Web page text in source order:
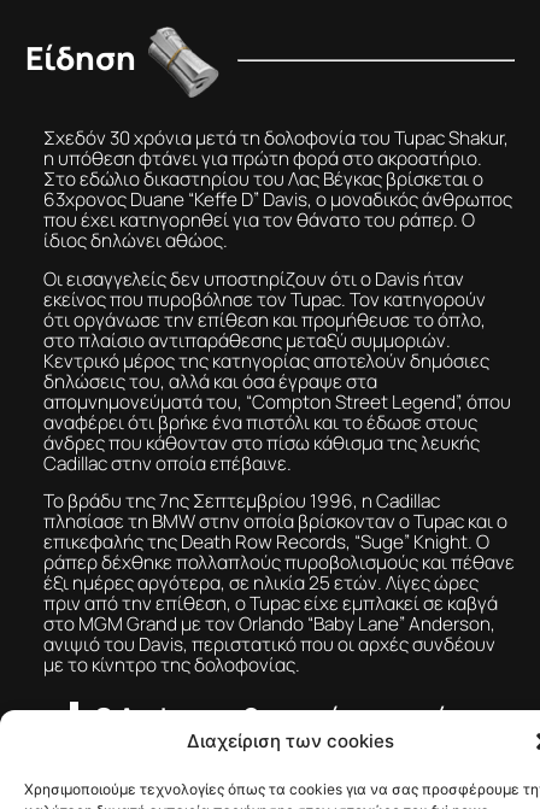
Είδηση
η υπόθεση φτάνει για πρώτη φορά στο ακροατήριο.
Στο εδώλιο δικαστηρίου του Λας Βέγκας βρίσκεται ο
63χρονος Duane “Keffe D” Davis, ο μοναδικός άνθρωπος
που έχει κατηγορηθεί για τον θάνατο του ράπερ. Ο
ίδιος δηλώνει αθώος.
Οι εισαγγελείς δεν υποστηρίζουν ότι ο Davis ήταν
εκείνος που πυροβόλησε τον Tupac. Τον κατηγορούν
ότι οργάνωσε την επίθεση και προμήθευσε το όπλο,
στο πλαίσιο αντιπαράθεσης μεταξύ συμμοριών.
Κεντρικό μέρος της κατηγορίας αποτελούν δημόσιες
δηλώσεις του, αλλά και όσα έγραψε στα
απομνημονεύματά του, “Compton Street Legend”, όπου
αναφέρει ότι βρήκε ένα πιστόλι και το έδωσε στους
άνδρες που κάθονταν στο πίσω κάθισμα της λευκής
Cadillac στην οποία επέβαινε.
Το βράδυ της 7ης Σεπτεμβρίου 1996, η Cadillac
πλησίασε τη BMW στην οποία βρίσκονταν ο Tupac και ο
επικεφαλής της Death Row Records, “Suge” Knight. Ο
ράπερ δέχθηκε πολλαπλούς πυροβολισμούς και πέθανε
έξι ημέρες αργότερα, σε ηλικία 25 ετών. Λίγες ώρες
πριν από την επίθεση, ο Tupac είχε εμπλακεί σε καβγά
στο MGM Grand με τον Orlando “Baby Lane” Anderson,
ανιψιό του Davis, περιστατικό που οι αρχές συνδέουν
με το κίνητρο της δολοφονίας.
χρόνια βασικός ύποπτος, αλλά
δεν κατηγορήθηκε ποτέ και
σκοτώθηκε το 1998.